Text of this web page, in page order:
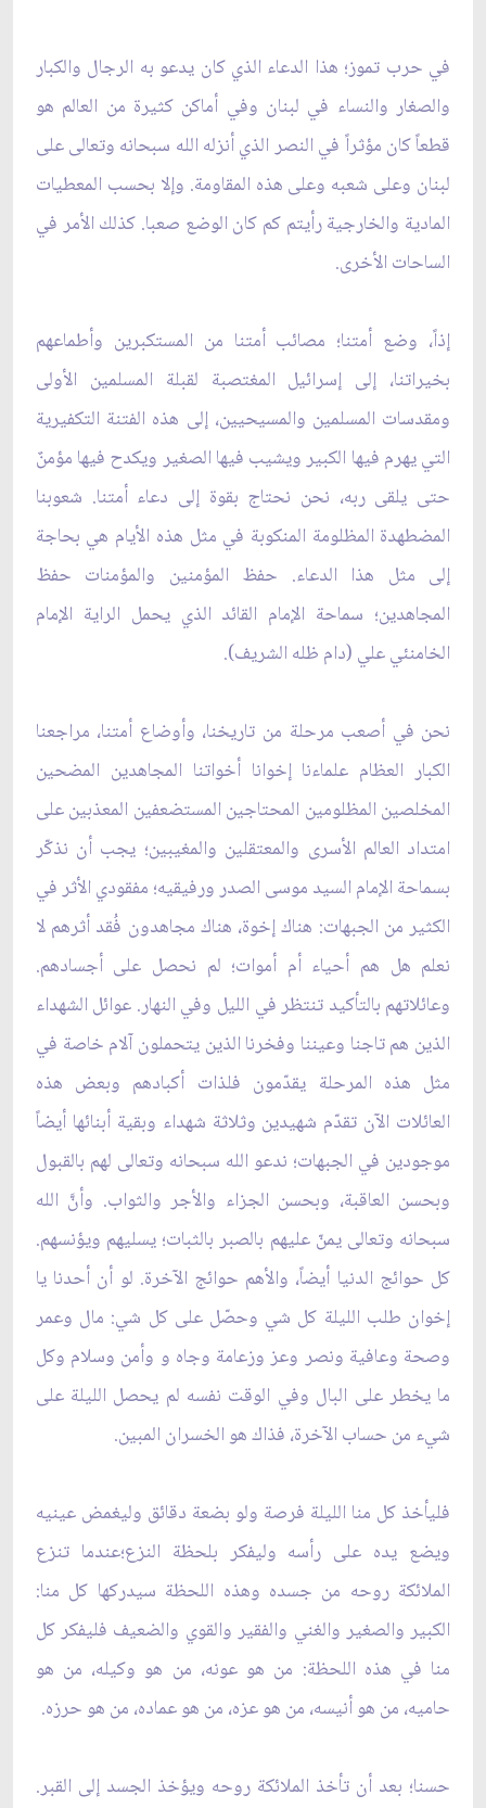
في حرب تموز؛ هذا الدعاء الذي كان يدعو به الرجال والكبار
والصغار والنساء في لبنان وفي أماكن كثيرة من العالم هو
قطعاً كان مؤثراً في النصر الذي أنزله الله سبحانه وتعالى على
لبنان وعلى شعبه وعلى هذه المقاومة. وإلا بحسب المعطيات
المادية والخارجية رأيتم كم كان الوضع صعبا. كذلك الأمر في
الساحات الأخرى.
إذاً، وضع أمتنا؛ مصائب أمتنا من المستكبرين وأطماعهم
بخيراتنا، إلى إسرائيل المغتصبة لقبلة المسلمين الأولى
ومقدسات المسلمين والمسيحيين، إلى هذه الفتنة التكفيرية
التي يهرم فيها الكبير ويشيب فيها الصغير ويكدح فيها مؤمنٌ
حتى يلقى ربه، نحن نحتاج بقوة إلى دعاء أمتنا. شعوبنا
المضطهدة المظلومة المنكوبة في مثل هذه الأيام هي بحاجة
إلى مثل هذا الدعاء. حفظ المؤمنين والمؤمنات حفظ
المجاهدين؛ سماحة الإمام القائد الذي يحمل الراية الإمام
الخامنئي علي (دام ظله الشريف).
نحن في أصعب مرحلة من تاريخنا، وأوضاع أمتنا، مراجعنا
الكبار العظام علماءنا إخوانا أخواتنا المجاهدين المضحين
المخلصين المظلومين المحتاجين المستضعفين المعذبين على
امتداد العالم الأسرى والمعتقلين والمغيبين؛ يجب أن نذكّر
بسماحة الإمام السيد موسى الصدر ورفيقيه؛ مفقودي الأثر في
الكثير من الجبهات: هناك إخوة، هناك مجاهدون فُقد أثرهم لا
نعلم هل هم أحياء أم أموات؛ لم نحصل على أجسادهم.
وعائلاتهم بالتأكيد تنتظر في الليل وفي النهار. عوائل الشهداء
الذين هم تاجنا وعيننا وفخرنا الذين يتحملون آلام خاصة في
مثل هذه المرحلة يقدّمون فلذات أكبادهم وبعض هذه
العائلات الآن تقدّم شهيدين وثلاثة شهداء وبقية أبنائها أيضاً
موجودين في الجبهات؛ ندعو الله سبحانه وتعالى لهم بالقبول
وبحسن العاقبة، وبحسن الجزاء والأجر والثواب. وأنَّ الله
سبحانه وتعالى يمنّ عليهم بالصبر بالثبات؛ يسليهم ويؤنسهم.
كل حوائج الدنيا أيضاً، والأهم حوائج الآخرة. لو أن أحدنا يا
إخوان طلب الليلة كل شي وحصّل على كل شي: مال وعمر
وصحة وعافية ونصر وعز وزعامة وجاه و وأمن وسلام وكل
ما يخطر على البال وفي الوقت نفسه لم يحصل الليلة على
شيء من حساب الآخرة، فذاك هو الخسران المبين.
فليأخذ كل منا الليلة فرصة ولو بضعة دقائق وليغمض عينيه
ويضع يده على رأسه وليفكر بلحظة النزع؛عندما تنزع
الملائكة روحه من جسده وهذه اللحظة سيدركها كل منا:
الكبير والصغير والغني والفقير والقوي والضعيف فليفكر كل
منا في هذه اللحظة: من هو عونه، من هو وكيله، من هو
حاميه، من هو أنيسه، من هو عزه، من هو عماده، من هو حرزه.
حسنا؛ بعد أن تأخذ الملائكة روحه ويؤخذ الجسد إلى القبر.